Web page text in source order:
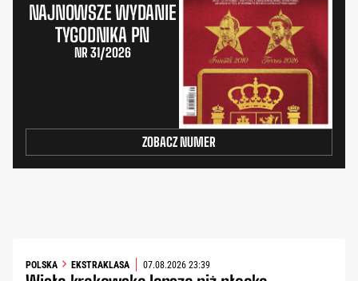
NAJNOWSZE WYDANIE
TYGODNIKA PN
NR 31/2026
ZOBACZ NUMER
POLSKA EKSTRAKLASA 07.08.2026 23:39